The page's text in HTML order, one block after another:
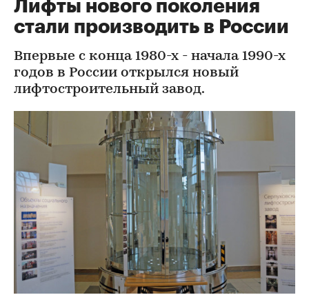
Лифты нового поколения
стали производить в России
Впервые с конца 1980-х - начала 1990-х
годов в России открылся новый
лифтостроительный завод.